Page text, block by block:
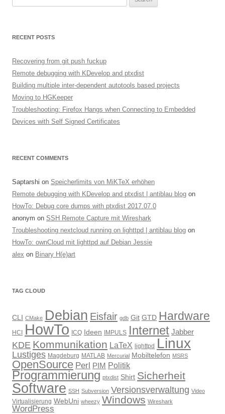
RECENT POSTS
Recovering from git push fuckup
Remote debugging with KDevelop and ptxdist
Building multiple inter-dependent autotools based projects
Moving to HGKeeper
Troubleshooting: Firefox Hangs when Connecting to Embedded
Devices with Self Signed Certificates
RECENT COMMENTS
Saptarshi on Speicherlimits von MiKTeX erhöhen
Remote debugging with KDevelop and ptxdist | antiblau blog on
HowTo: Debug core dumps with ptxdist 2017.07.0
anonym on SSH Remote Capture mit Wireshark
Troubleshooting nextcloud running on lighttpd | antiblau blog on
HowTo: ownCloud mit lighttpd auf Debian Jessie
alex on Binary H(e)art
TAG CLOUD
CLI CMake Debian Eisfair gdb Git GTD Hardware
HCI HowTo ICQ Ideen IMPULS Internet Jabber
KDE Kommunikation LaTeX lighttpd Linux
Lustiges Magdeburg MATLAB Mercurial Mobiltelefon MSRS
OpenSource Perl PIM Politik
Programmierung ptxdist Shirt Sicherheit
Software SSH Subversion Versionsverwaltung Video
Virtualisierung WebUni wheezy Windows Wireshark
WordPress